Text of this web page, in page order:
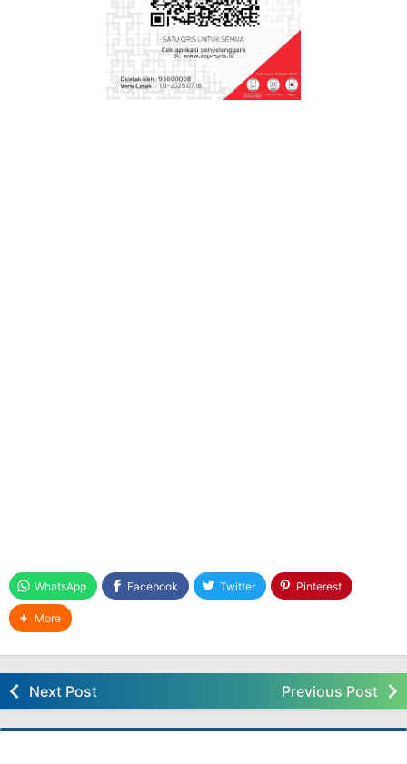
Cara Menggunakan Prompt Chat GPT lebih
Maksimal
Unduh Panduan Daftar Dan Cetak Kartu Sistem
Verifikasi Validasi Individu GTK
Yuk ikut Olimpiade Nasional Inovasi
Pembelajaran Matematika
Cara Membuat tampilan 3 Dimensi Sebuah Web
Browser
WhatsApp Facebook Twitter Pinterest
More
Next Post Previous Post